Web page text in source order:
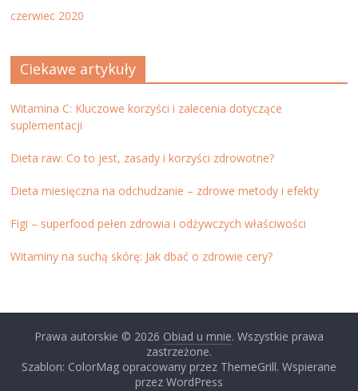
czerwiec 2020
Ciekawe artykuły
Witamina C: Kluczowe korzyści i zalecenia dotyczące
suplementacji
Dieta raw: Co to jest, zasady i korzyści zdrowotne?
Dieta miesięczna na odchudzanie – zdrowe metody i efekty
Figi – superfood pełen zdrowia i odżywczych właściwości
Witaminy na suchą skórę: Jak dbać o zdrowie cery?
Prawa autorskie © 2026 Obiad u mnie. Wszystkie prawa
zastrzeżone.
Szablon: ColorMag opracowany przez ThemeGrill. Wspierane
przez WordPress